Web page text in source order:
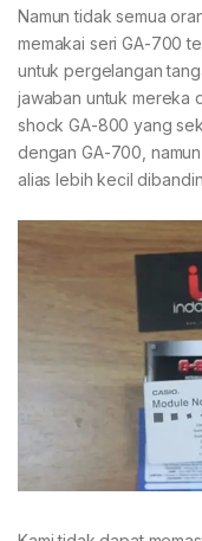
Namun tidak semua
memakai seri GA-700
untuk pergelangan
jawaban untuk mereka
shock GA-800 yang
dengan GA-700,
alias lebih kecil